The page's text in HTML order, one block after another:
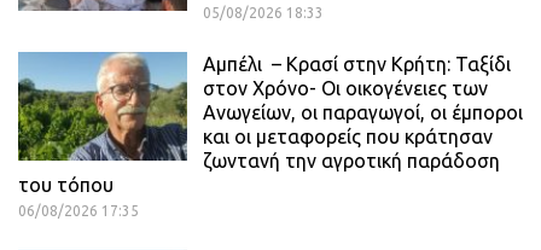
05/08/2026 18:33
Αμπέλι – Κρασί στην Κρήτη: Ταξίδι
στον Χρόνο- Οι οικογένειες των
Ανωγείων, οι παραγωγοί, οι έμποροι
και οι μεταφορείς που κράτησαν
ζωντανή την αγροτική παράδοση
του τόπου
06/08/2026 17:35